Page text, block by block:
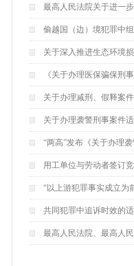
最高人民法院关于进一
偷越国（边）境犯罪中
关于深入推进生态环境
《关于办理医保骗保刑
关于办理减刑、假释案
关于办理袭警刑事案件
“两高”发布《关于办理
用工单位与劳动者签订
“以上游犯罪事实成立为
共同犯罪中追诉时效的
最高人民法院、最高人